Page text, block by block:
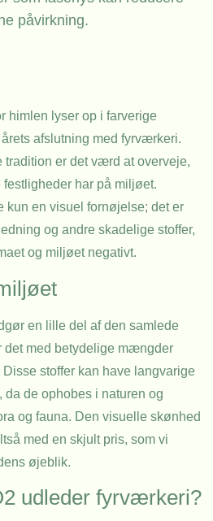
påvirkning.
himlen lyser op i farverige
afslutning med fyrværkeri.
tradition er det værd at overveje,
har på miljøet.
kun en visuel fornøjelse; det er
og andre skadelige stoffer,
og miljøet negativt.
en lille del af den samlede
det med betydelige mængder
stoffer kan have langvarige
da de ophobes i naturen og
og fauna. Den visuelle skønhed
med en skjult pris, som vi
øjeblik.
udleder fyrværkeri?